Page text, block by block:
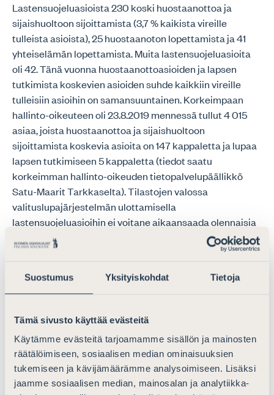
Suostumus Yksityiskohdat Tietoja
Tämä sivusto käyttää evästeitä
Käytämme evästeitä tarjoamamme sisällön ja mainosten
räätälöimiseen, sosiaalisen median ominaisuuksien
tukemiseen ja kävijämäärämme analysoimiseen. Lisäksi
jaamme sosiaalisen median, mainosalan ja analytiikka-
Lastensuojeluasioista 230 koski huostaanottoa ja
sijaishuoltoon sijoittamista (3,7 % kaikista vireille
tulleista asioista), 25 huostaanoton lopettamista ja 41
yhteiselämän lopettamista. Muita lastensuojeluasioita
oli 42. Tänä vuonna huostaanottoasioiden ja lapsen
tutkimista koskevien asioiden suhde kaikkiin vireille
tulleisiin asioihin on samansuuntainen. Korkeimpaan
hallinto-oikeuteen oli 23.8.2019 mennessä tullut 4 015
asiaa, joista huostaanottoa ja sijaishuoltoon
sijoittamista koskevia asioita on 147 kappaletta ja lupaa
lapsen tutkimiseen 5 kappaletta (tiedot saatu
korkeimman hallinto-oikeuden tietopalvelupäällikkö
Satu-Maarit Tarkkaselta). Tilastojen valossa
valituslupajärjestelmän ulottamisella
lastensuojeluasioihin ei voitane aikaansaada olennaisia
kustannussäästöjä.
lastensuojeluasioissa edellyttää, että asianosaisen
oikeusturva voitaisiin riittävästi turvata jo hallinto-
toteuttaa rooliaan ratkaisuja ohjaavana
valituslupatuomioistuimena. Esityksessä lähdetään siitä,
että valituslupaperusteiden ”muu painava syy” -
perusteen on lähtökohtaisesti oltava matala, jotta
sellaisetkin asiat, joissa ei ole ennakkotapausperusteen